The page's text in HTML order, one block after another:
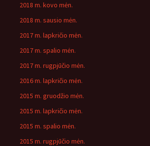
2018 m. kovo mėn.
2018 m. sausio mėn.
2017 m. lapkričio mėn.
2017 m. spalio mėn.
2017 m. rugpjūčio mėn.
2016 m. lapkričio mėn.
2015 m. gruodžio mėn.
2015 m. lapkričio mėn.
2015 m. spalio mėn.
2015 m. rugpjūčio mėn.